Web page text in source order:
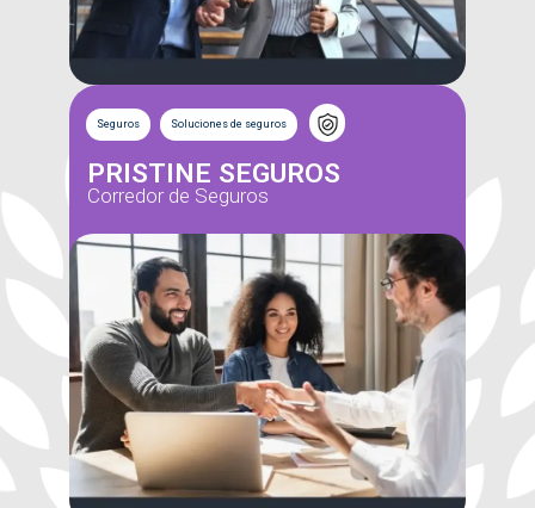
Seguros Soluciones de seguros
PRISTINE SEGUROS
Corredor de Seguros